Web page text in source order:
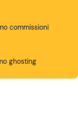
commissioni
ghosting